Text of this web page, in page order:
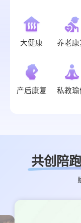
大健康 养老康
产后康复 私教瑜
共创陪